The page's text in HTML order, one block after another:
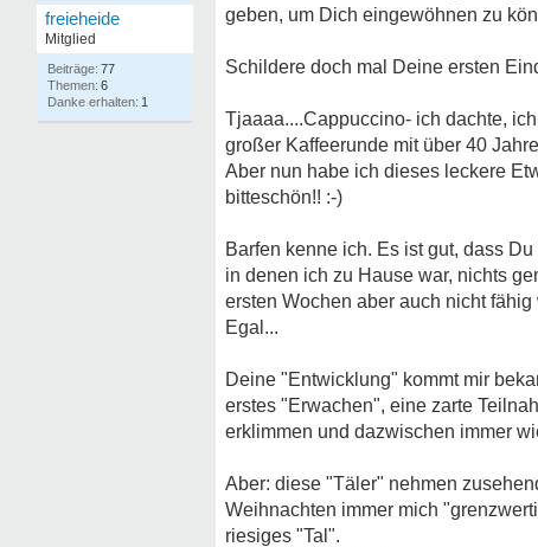
freieheide
Mitglied
77
6
1
geben, um Dich eingewöhnen zu
Schildere doch mal Deine ersten
Tjaaaa....Cappuccino- ich dachte,
großer Kaffeerunde mit über 40
Aber nun habe ich dieses leckere
bitteschön!! :-)
Barfen kenne ich. Es ist gut, dass
in denen ich zu Hause war, nichts
ersten Wochen aber auch nicht
Egal...
Deine "Entwicklung" kommt mir
erstes "Erwachen", eine zarte
erklimmen und dazwischen immer
Aber: diese "Täler" nehmen
Weihnachten immer mich
riesiges "Tal".